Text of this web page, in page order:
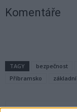
Komentáře
TAGY bezpečnost
Příbramsko